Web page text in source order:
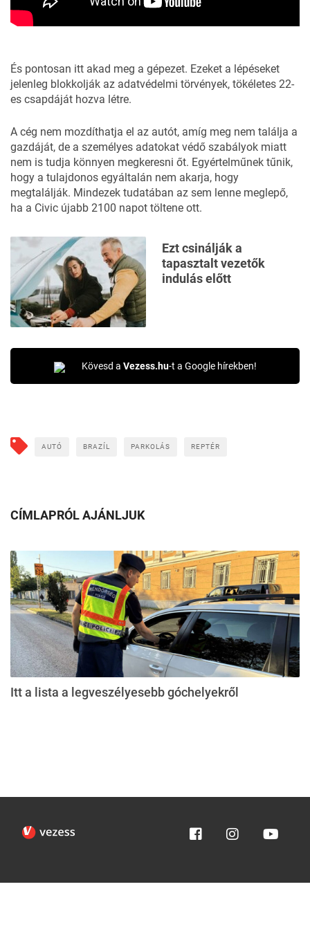
És pontosan itt akad meg a gépezet. Ezeket a lépéseket
jelenleg blokkolják az adatvédelmi törvények, tökéletes 22-
es csapdáját hozva létre.
A cég nem mozdíthatja el az autót, amíg meg nem találja a
gazdáját, de a személyes adatokat védő szabályok miatt
nem is tudja könnyen megkeresni őt. Egyértelműnek tűnik,
hogy a tulajdonos egyáltalán nem akarja, hogy
megtalálják. Mindezek tudatában az sem lenne meglepő,
ha a Civic újabb 2100 napot töltene ott.
Ezt csinálják a
tapasztalt vezetők
indulás előtt
Kövesd a Vezess.hu-t a Google hírekben!
AUTÓ BRAZÍL PARKOLÁS REPTÉR
CÍMLAPRÓL AJÁNLJUK
Itt a lista a legveszélyesebb góchelyekről